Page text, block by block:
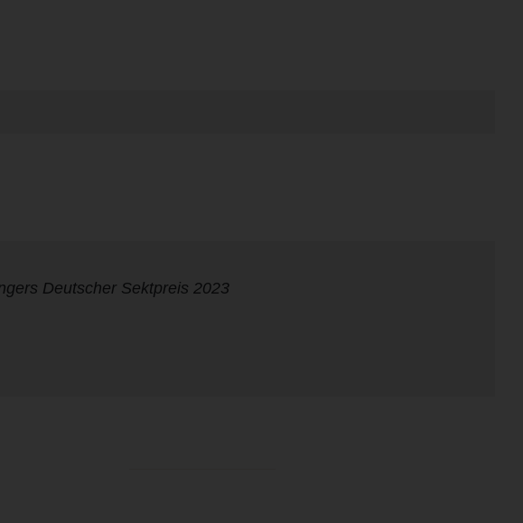
Deutscher Sektpreis 2023